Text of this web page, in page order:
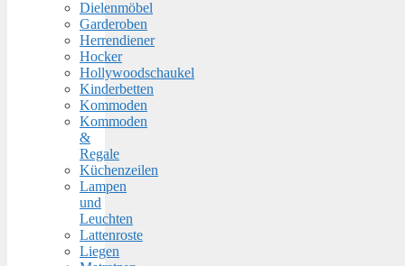
Dielenmöbel
Garderoben
Herrendiener
Hocker
Hollywoodschaukel
Kinderbetten
Kommoden
Kommoden
&
Regale
Küchenzeilen
Lampen
und
Leuchten
Lattenroste
Liegen